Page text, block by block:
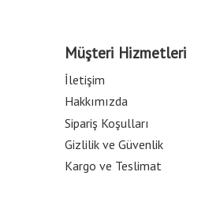
Müşteri Hizmetleri
İletişim
Hakkımızda
Sipariş Koşulları
Gizlilik ve Güvenlik
Kargo ve Teslimat